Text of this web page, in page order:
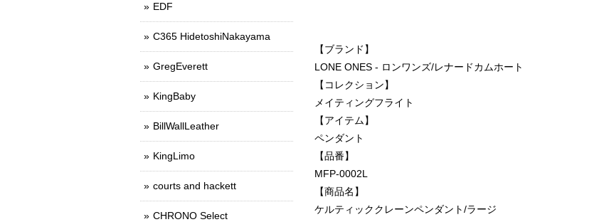
【ブランド】
LONE ONES - ロンワンズ/レナードカムホート
【コレクション】
メイティングフライト
【アイテム】
ペンダント
【品番】
MFP-0002L
【商品名】
ケルティッククレーンペンダント/ラージ
EDF
C365 HidetoshiNakayama
GregEverett
KingBaby
BillWallLeather
KingLimo
courts and hackett
CHRONO Select